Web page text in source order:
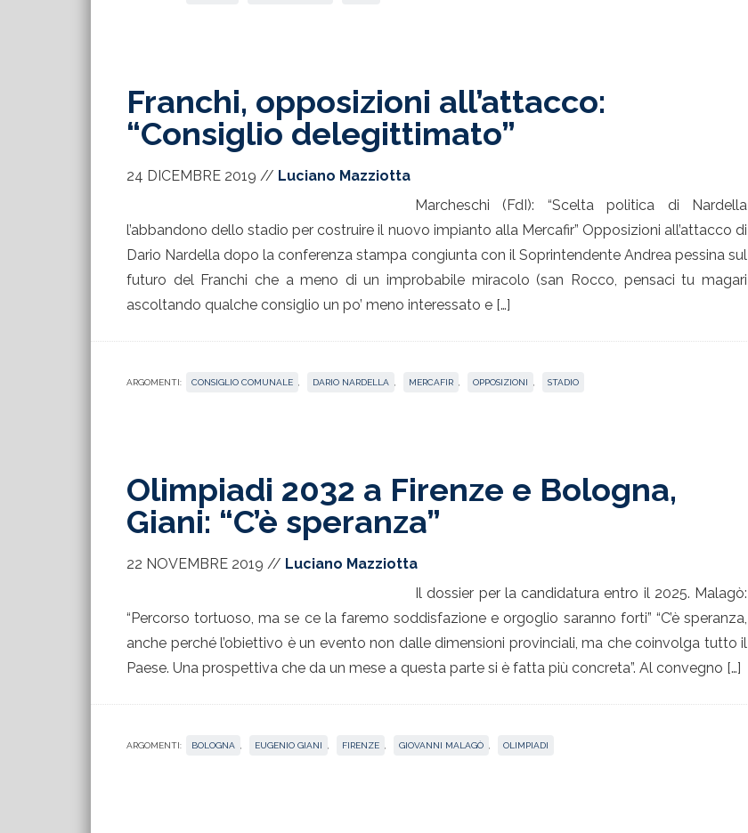
Franchi, opposizioni all’attacco:
“Consiglio delegittimato”
24 DICEMBRE 2019 // Luciano Mazziotta
Marcheschi (FdI): “Scelta politica di Nardella
l’abbandono dello stadio per costruire il nuovo impianto alla Mercafir” Opposizioni all’attacco di
Dario Nardella dopo la conferenza stampa congiunta con il Soprintendente Andrea pessina sul
futuro del Franchi che a meno di un improbabile miracolo (san Rocco, pensaci tu magari
ascoltando qualche consiglio un po’ meno interessato e […]
ARGOMENTI: CONSIGLIO COMUNALE DARIO NARDELLA MERCAFIR OPPOSIZIONI STADIO
Olimpiadi 2032 a Firenze e Bologna,
Giani: “C’è speranza”
22 NOVEMBRE 2019 // Luciano Mazziotta
Il dossier per la candidatura entro il 2025. Malagò:
“Percorso tortuoso, ma se ce la faremo soddisfazione e orgoglio saranno forti” “C’è speranza,
anche perché l’obiettivo è un evento non dalle dimensioni provinciali, ma che coinvolga tutto il
Paese. Una prospettiva che da un mese a questa parte si è fatta più concreta”. Al convegno […]
ARGOMENTI: BOLOGNA EUGENIO GIANI FIRENZE GIOVANNI MALAGÒ OLIMPIADI